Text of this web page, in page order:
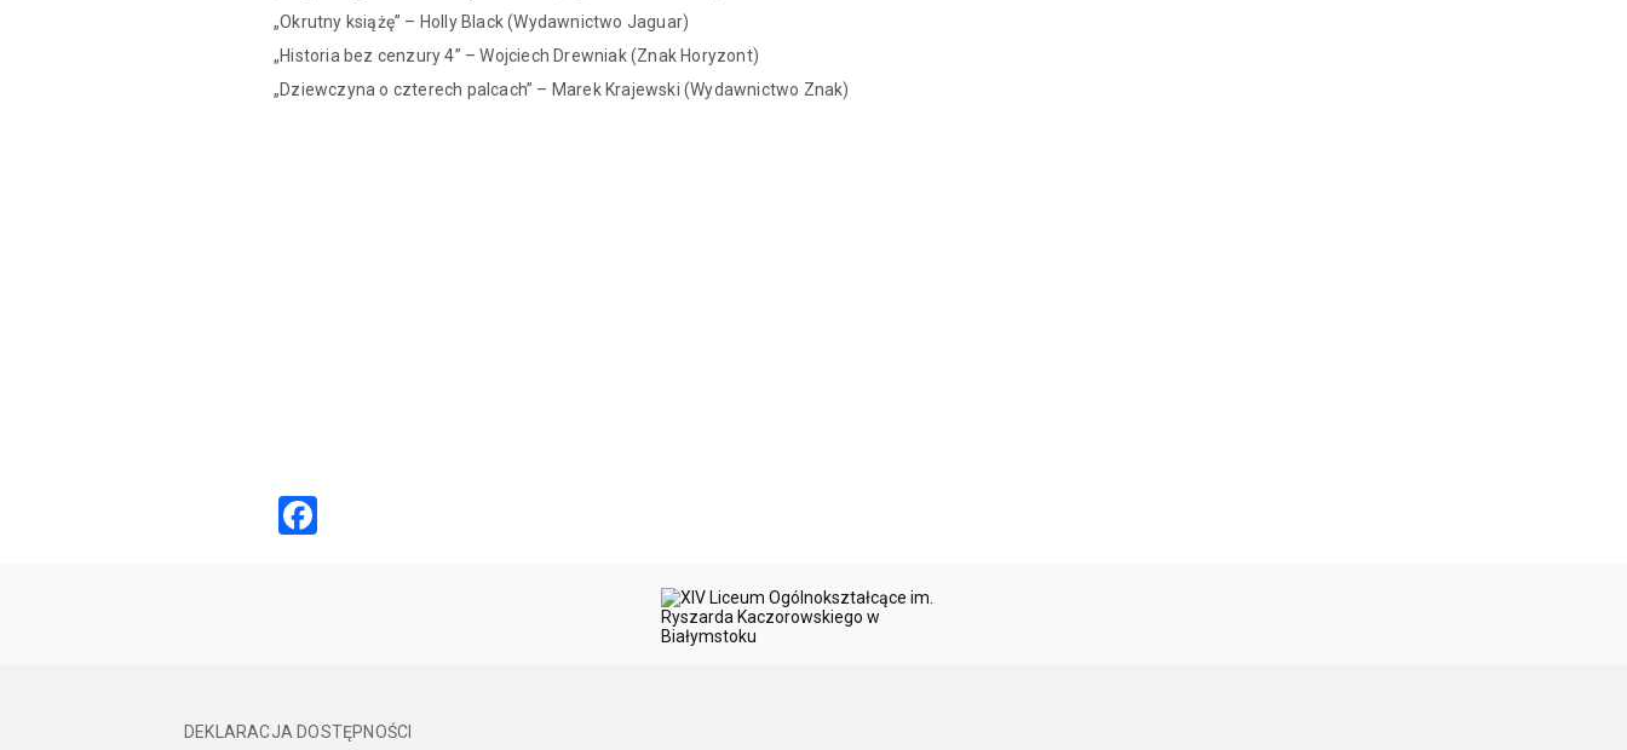
„Okrutny książę” – Holly Black (Wydawnictwo Jaguar)
„Historia bez cenzury 4” – Wojciech Drewniak (Znak Horyzont)
„Dziewczyna o czterech palcach” – Marek Krajewski (Wydawnictwo Znak)
DEKLARACJA DOSTĘPNOŚCI